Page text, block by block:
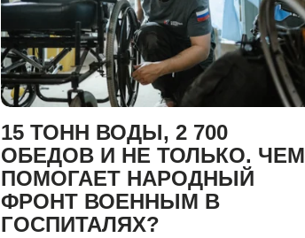
15 ТОНН ВОДЫ, 2 700
ОБЕДОВ И НЕ ТОЛЬКО. ЧЕМ
ПОМОГАЕТ НАРОДНЫЙ
ФРОНТ ВОЕННЫМ В
ГОСПИТАЛЯХ?